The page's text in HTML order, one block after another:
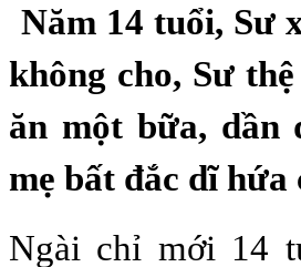
Năm 14 tuổi, Sư
không cho, Sư
ăn một bữa, dần
mẹ bất đắc dĩ hứa
Ngài chỉ mới 14